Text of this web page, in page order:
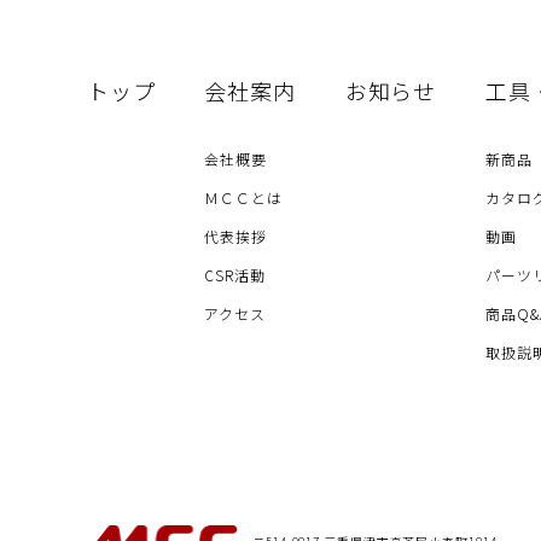
トップ 会社案内
会社概要
ＭＣＣとは
代表挨拶
CSR活動
アクセス
お知らせ 工具
新商品
カタロ
動画
パーツ
商品
取扱説